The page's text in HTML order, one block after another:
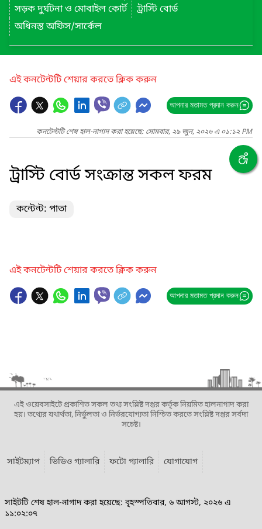
সড়ক দুর্ঘটনা ও মোবাইল কোর্ট
ট্রাস্টি বোর্ড
অধিনস্ত অফিস/সার্কেল
এই কনটেন্টটি শেয়ার করতে ক্লিক করুন
আপনার মতামত প্রদান করুন
কনটেন্টটি শেষ হাল-নাগাদ করা হয়েছে: সোমবার, ২৯ জুন, ২০২৬ এ ০১:১২ PM
ট্রাস্টি বোর্ড সংক্রান্ত সকল ফরম
কন্টেন্ট: পাতা
এই কনটেন্টটি শেয়ার করতে ক্লিক করুন
আপনার মতামত প্রদান করুন
এই ওয়েবসাইটে প্রকাশিত সকল তথ্য সংশ্লিষ্ট দপ্তর কর্তৃক নিয়মিত হালনাগাদ করা
হয়। তথ্যের যথার্থতা, নির্ভুলতা ও নির্ভরযোগ্যতা নিশ্চিত করতে সংশ্লিষ্ট দপ্তর সর্বদা
সচেষ্ট।
সাইটম্যাপ ভিডিও গ্যালারি ফটো গ্যালারি যোগাযোগ
সাইটটি শেষ হাল-নাগাদ করা হয়েছে: বৃহস্পতিবার, ৬ আগস্ট, ২০২৬ এ
১১:০২:০৭